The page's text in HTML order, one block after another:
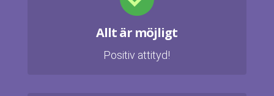
Allt är möjligt
Positiv attityd!